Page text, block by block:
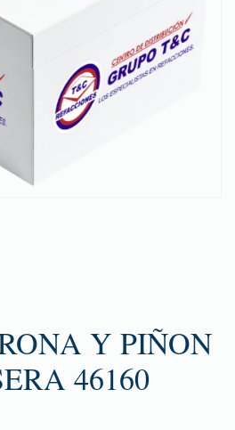
Y PIÑON
46160